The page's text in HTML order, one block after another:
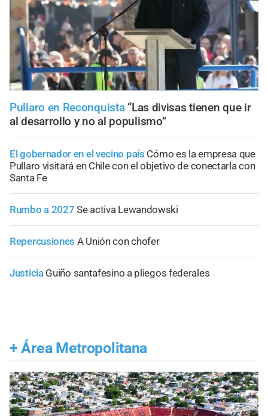
Pullaro en Reconquista “Las divisas tienen que ir
al desarrollo y no al populismo”
El gobernador en el vecino país Cómo es la empresa que
Pullaro visitará en Chile con el objetivo de conectarla con
Santa Fe
Rumbo a 2027 Se activa Lewandowski
Repercusiones A Unión con chofer
Justicia Guiño santafesino a pliegos federales
+ Área Metropolitana